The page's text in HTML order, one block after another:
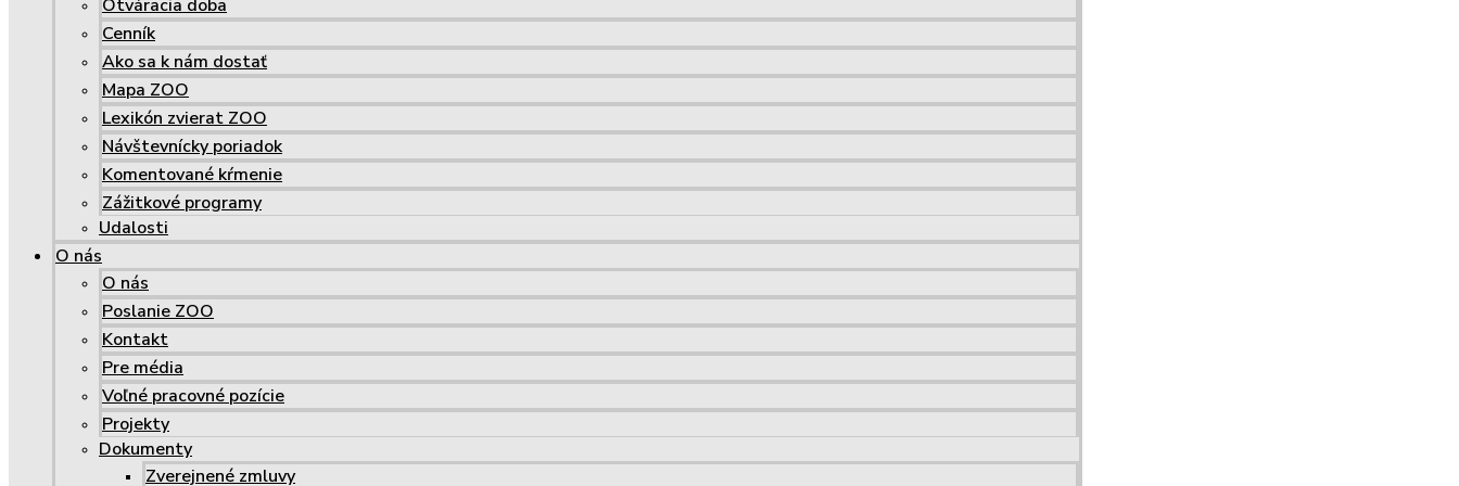
Otváracia doba
Cenník
Ako sa k nám dostať
Mapa ZOO
Lexikón zvierat ZOO
Návštevnícky poriadok
Komentované kŕmenie
Zážitkové programy
Udalosti
O nás
O nás
Poslanie ZOO
Kontakt
Pre média
Voľné pracovné pozície
Projekty
Dokumenty
Zverejnené zmluvy